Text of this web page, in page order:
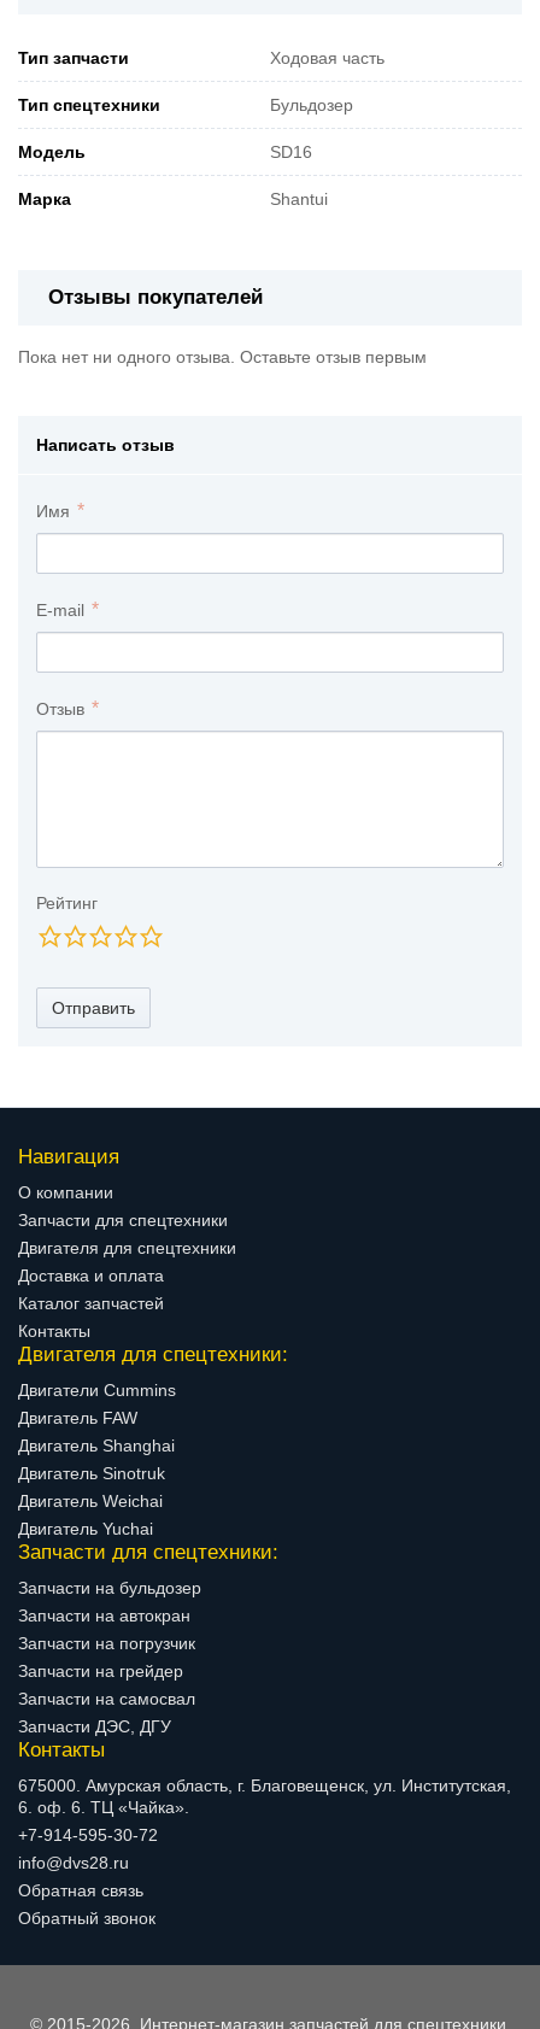
Тип запчасти Ходовая часть
Тип спецтехники Бульдозер
Модель SD16
Марка Shantui
Отзывы покупателей
Пока нет ни одного отзыва. Оставьте отзыв первым
Написать отзыв
Имя
E-mail
Отзыв
Рейтинг
Отправить
Навигация
О компании
Запчасти для спецтехники
Двигателя для спецтехники
Доставка и оплата
Каталог запчастей
Контакты
Двигателя для спецтехники:
Двигатели Cummins
Двигатель FAW
Двигатель Shanghai
Двигатель Sinotruk
Двигатель Weichai
Двигатель Yuchai
Запчасти для спецтехники:
Запчасти на бульдозер
Запчасти на автокран
Запчасти на погрузчик
Запчасти на грейдер
Запчасти на самосвал
Запчасти ДЭС, ДГУ
Контакты
675000. Амурская область, г. Благовещенск, ул. Институтская,
6. оф. 6. ТЦ «Чайка».
+7-914-595-30-72
info@dvs28.ru
Обратная связь
Обратный звонок
© 2015-2026, Интернет-магазин запчастей для спецтехники.